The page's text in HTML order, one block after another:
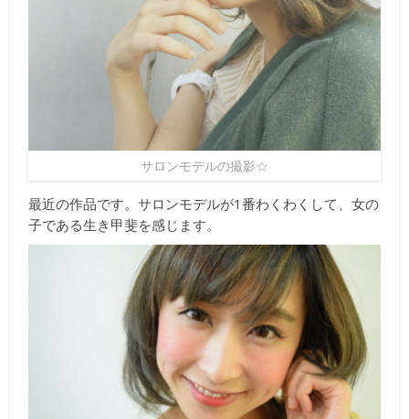
サロンモデルの撮影☆
最近の作品です。サロンモデルが1番わくわくして、女の
子である生き甲斐を感じます。